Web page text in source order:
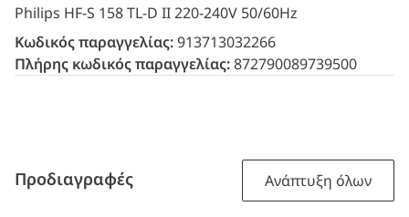
Philips HF-S 158 TL-D II 220-240V 50/60Hz
Κωδικός παραγγελίας:913713032266
Πλήρης κωδικός παραγγελίας:872790089739500
Προδιαγραφές Ανάπτυξη όλων